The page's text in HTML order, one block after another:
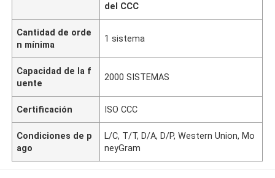
del CCC
Cantidad de orde
n mínima
1 sistema
Capacidad de la f
uente
2000 SISTEMAS
Certificación ISO CCC
Condiciones de p
ago
L/C, T/T, D/A, D/P, Western Union, Mo
neyGram